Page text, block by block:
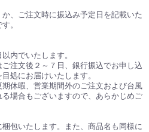
、ご注文時に振込み予定日を記載いた
。
内でいたします。
注文後２～７日、銀行振込でお申し込
処にお届けいたします。
休暇、営業期間外のご注文および台風
場合もございますので、あらかじめご
包いたします。また、商品名も同様に